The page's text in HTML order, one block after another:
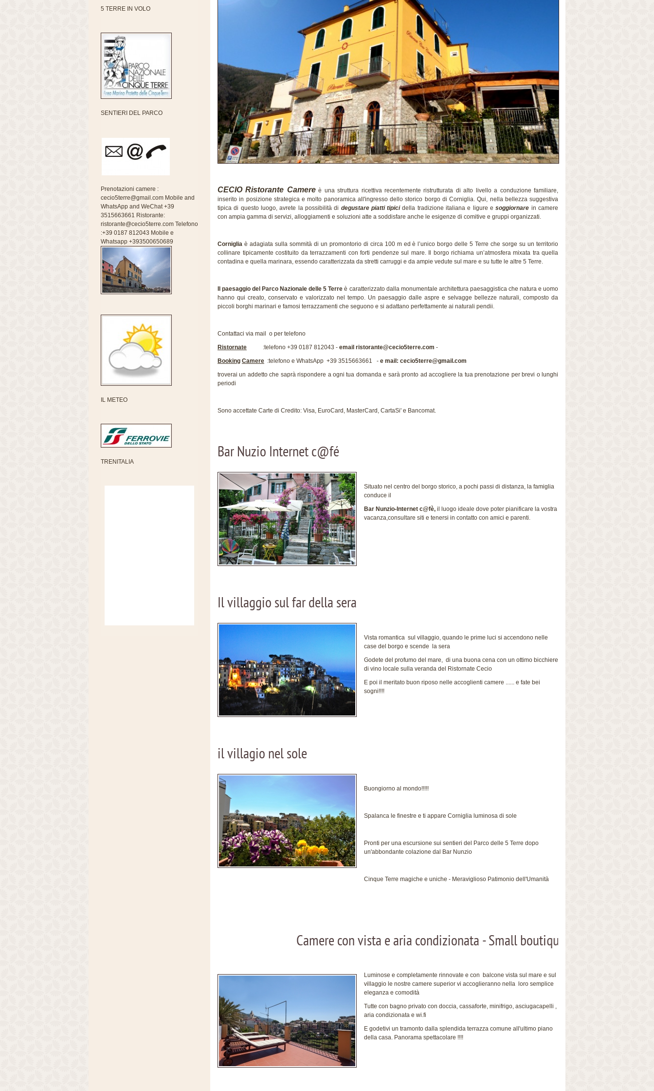
CECIO Ristorante Camereè una struttura ricettiva recentemente ristrutturata di alto livello a conduzione familiare,
inserito in posizione strategica e molto panoramica all'ingresso dello storico borgo di Corniglia. Qui, nella bellezza suggestiva
tipica di questo luogo, avrete la possibilità di degustare piatti tipicidella tradizione italiana e ligure e soggiornare in camere
con ampia gamma di servizi, alloggiamenti e soluzioni atte a soddisfare anche le esigenze di comitive e gruppi organizzati.
Corniglia è adagiata sulla sommità di un promontorio di circa 100 med è l’unico borgo delle 5 Terre che sorge su un territorio
collinare tipicamente costituito da terrazzamenti con forti pendenze sul mare. Il borgo richiama un’atmosfera mixata tra quella
contadina e quella marinara, essendo caratterizzata da stretti carruggi e da ampie vedute sul mare e su tutte le altre 5 Terre.
Il paesaggio del Parco Nazionale delle 5 Terre è caratterizzato dalla monumentale architettura paesaggistica che natura e uomo
hanno qui creato, conservato e valorizzato nel tempo. Un paesaggio dalle aspre e selvagge bellezze naturali, composto da
piccoli borghi marinari e famosi terrazzamenti che seguono e si adattano perfettamente ai naturali pendii.
Contattaci via mail o per telefono
Ristornate :telefono +39 0187 812043 - email ristorante@cecio5terre.com -
Booking Camere :telefono e WhatsApp +39 3515663661 - e mail: cecio5terre@gmail.com
troverai un addetto che saprà rispondere a ogni tua domanda e sarà pronto ad accogliere la tua prenotazione per brevi o lunghi
periodi
Sono accettate Carte di Credito: Visa, EuroCard, MasterCard, CartaSi' e Bancomat.
Bar Nuzio Internet c@fé
Situato nel centro del borgo storico, a pochi passi di distanza, la famiglia
conduce il
Bar Nunzio-Internet c@fè, il luogo ideale dove poter pianificare la vostra
vacanza,consultare siti e tenersi in contatto con amici e parenti.
Il villaggio sul far della sera
Vista romantica sul villaggio, quando le prime luci si accendono nelle
case del borgo e scende la sera
Godete del profumo del mare, di una buona cena con un ottimo bicchiere
di vino locale sulla veranda del Ristornate Cecio
E poi il meritato buon riposo nelle accoglienti camere ...... e fate bei
sogni!!!!
il villagio nel sole
Buongiorno al mondo!!!!!
Spalanca le finestre e ti appare Corniglia luminosa di sole
Pronti per una escursione sui sentieri del Parco delle 5 Terre dopo
un'abbondante colazione dal Bar Nunzio
Cinque Terre magiche e uniche - Meraviglioso Patimonio dell'Umanità
Camere con vista e aria condizionata - Small boutique hotel
Luminose e completamente rinnovate e con balcone vista sul mare e sul
villaggio le nostre camere superior vi accoglieranno nella loro semplice
eleganza e comodità
Tutte con bagno privato con doccia, cassaforte, minifrigo, asciugacapelli ,
aria condizionata e wi.fi
E godetivi un tramonto dalla splendida terrazza comune all'ultimo piano
della casa. Panorama spettacolare !!!!
5 TERRE IN VOLO
SENTIERI DEL PARCO
Prenotazioni camere :
cecio5terre@gmail.com Mobile and
WhatsApp and WeChat +39
3515663661 Ristorante:
ristorante@cecio5terre.com Telefono
:+39 0187 812043 Mobile e
Whatsapp +393500650689
IL METEO
TRENITALIA